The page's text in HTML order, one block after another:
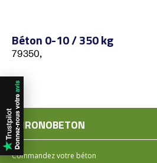
Béton 0-10 / 350 kg
79350,
CHRONOBETON
Commandez votre béton